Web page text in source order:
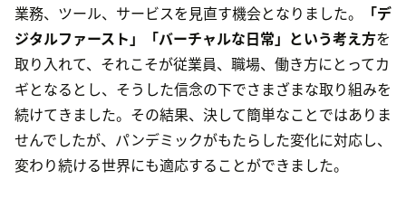
業務、ツール、サービスを見直す機会となりました。
「デ
ジタルファースト」「バーチャルな日常」という考え方を
取り入れて、それこそが従業員、職場、働き方にとってカ
ギとなるとし、そうした信念の下でさまざまな取り組みを
続けてきました。その結果、決して簡単なことではありま
せんでしたが、パンデミックがもたらした変化に対応し、
変わり続ける世界にも適応することができました。